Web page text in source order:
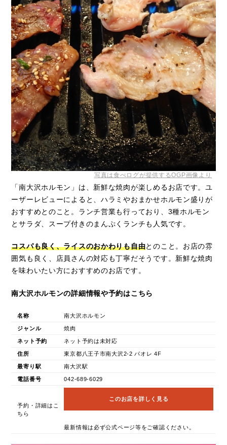
写真は食べログが提供するOGP画像より
「南大沢ホルモン」は、新鮮な焼肉が楽しめるお店です。ユ
ーザーレビューによると、ハラミやおまかせホルモン盛りが
おすすめとのこと。ランチ営業も行っており、3種ホルモン
とサラダ、スープ付きのまんぷくランチも人気です。
コスパも良く、ライスのおかわりも自由とのこと。お店の雰
囲気も良く、店員さんの対応も丁寧だそうです。新鮮な焼肉
を味わいたい方におすすめのお店です。
南大沢ホルモンの詳細情報や予約はこちら
名称 南大沢ホルモン
ジャンル 焼肉
ネット予約 ネット予約は未対応
住所 東京都八王子市南大沢2-2 パオレ 4F
最寄り駅 南大沢駅
電話番号 042-689-6029
予約・詳細はこ
ちら
このお店を詳しく見る
最新情報は必ず公式ページ等をご確認ください。